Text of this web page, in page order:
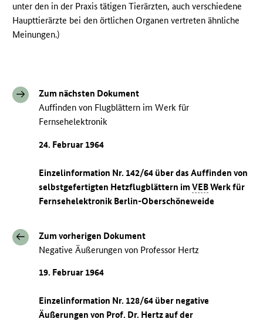
unter den in der Praxis tätigen Tierärzten, auch verschiedene
Haupttierärzte bei den örtlichen Organen vertreten ähnliche
Meinungen.)
Zum nächsten Dokument
Auffinden von Flugblättern im Werk für
Fernsehelektronik
24. Februar 1964
Einzelinformation Nr. 142/64 über das Auffinden von
selbstgefertigten Hetzflugblättern imVEBWerk für
Fernsehelektronik Berlin-Oberschöneweide
Zum vorherigen Dokument
Negative Äußerungen von Professor Hertz
19. Februar 1964
Einzelinformation Nr. 128/64 über negative
Äußerungen von Prof. Dr. Hertz auf der